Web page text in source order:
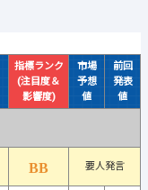
指標ランク
(注目度＆
影響度)
市場
予想
値
前回
発表
値
要人発言